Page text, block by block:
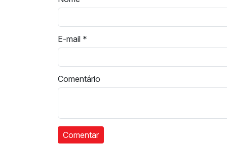
E-mail *
Comentário